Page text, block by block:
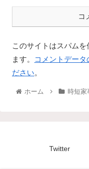
コ
このサイトはスパム
ます。
コメントデータ
ださい。
ホーム 時短家
Twitter